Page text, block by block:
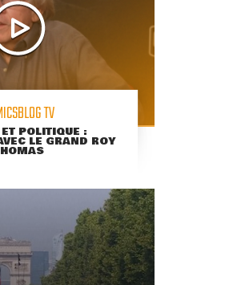
TV
POLITIQUE :
LE GRAND ROY